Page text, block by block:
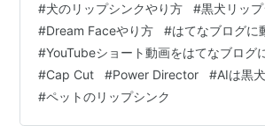
と前から流行ってるリップシンク 皆さん
す？？？TikTokとかでよく流れてくる
【アレ】で会話するお年頃🤣w 🐶わんこ
口を動かして歌うやつです☝️ いつも可愛
って眺めてたんですけど 🐶そらのも作
#犬のリップシンクやり方 #黒犬リッ
#Dream Faceやり方 #はてなブログに
#YouTubeショート動画をはてなブログ
#Cap Cut #Power Director #AIは黒
#ペットのリップシンク